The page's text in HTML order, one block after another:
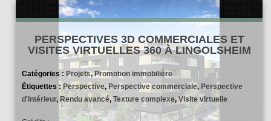
PERSPECTIVES 3D COMMERCIALES ET
VISITES VIRTUELLES 360 À LINGOLSHEIM
Catégories : Projets,Promotion immobilière
Étiquettes :Perspective,Perspective commerciale, Perspective
d'intérieur,Rendu avancé, Texture complexe, Visite virtuelle